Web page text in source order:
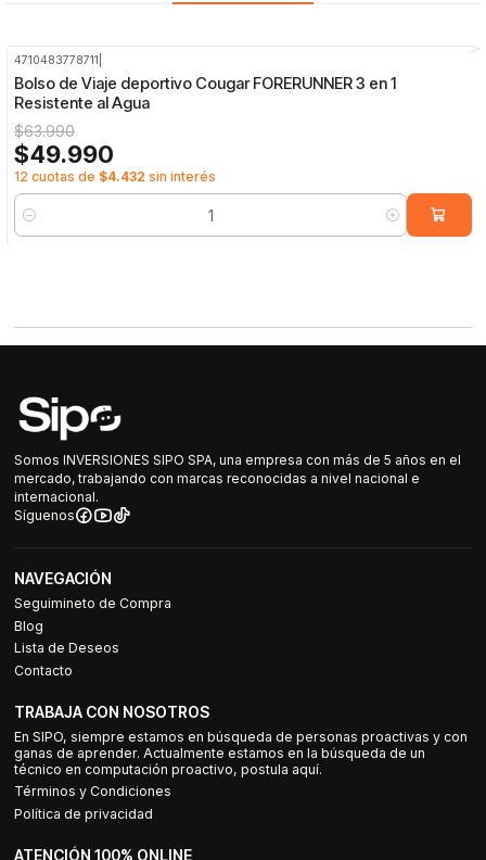
4710483778711
Bolso de Viaje deportivo Cougar FORERUNNER 3 en 1
Resistente al Agua
$63.990
$49.990
12 cuotas de $4.432 sin interés
Cantidad
Somos INVERSIONES SIPO SPA, una empresa con más de 5 años en el
mercado, trabajando con marcas reconocidas a nivel nacional e
internacional.
Síguenos
NAVEGACIÓN
Seguimineto de Compra
Blog
Lista de Deseos
Contacto
TRABAJA CON NOSOTROS
En SIPO, siempre estamos en búsqueda de personas proactivas y con
ganas de aprender. Actualmente estamos en la búsqueda de un
técnico en computación proactivo, postula aquí.
Términos y Condiciones
Política de privacidad
ATENCIÓN 100% ONLINE